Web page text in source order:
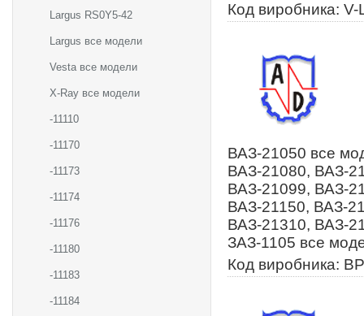
Largus RS0Y5-42
Largus все модели
Vesta все модели
X-Ray все модели
-11110
-11170
-11173
-11174
-11176
-11180
-11183
-11184
Код виробника: V-
ВАЗ-21050 все
ВАЗ-21080, ВАЗ-
ВАЗ-21099, ВАЗ-
ВАЗ-21150, ВАЗ-
ВАЗ-21310, ВАЗ-
ЗАЗ-1105 все
Код виробника: